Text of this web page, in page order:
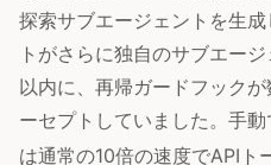
探索サブエージェントを生
トがさらに独自のサブエー
以内に、再帰ガードフック
ーセプトしていました。手
は通常の10倍の速度でAPIト